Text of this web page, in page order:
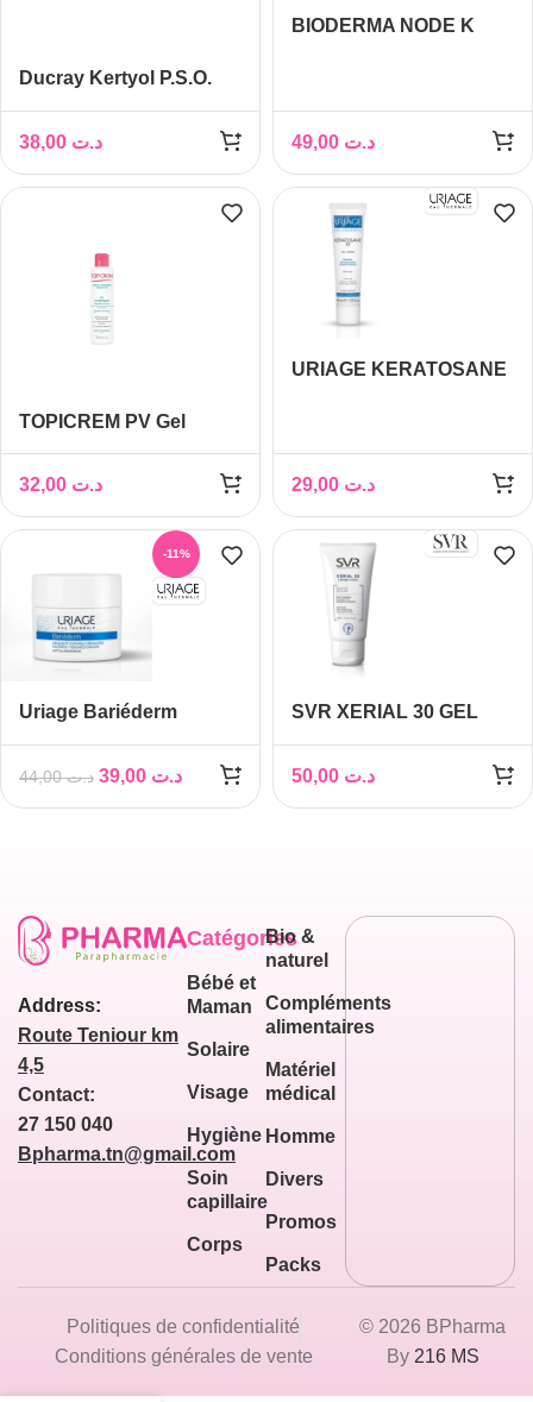
Ducray Kertyol P.S.O.
100ml
د.ت
BIODERMA NODE K
د.ت
TOPICREM PV Gel
د.ت
URIAGE KERATOSANE
د.ت
-11%
Uriage Bariéderm
Crevasses 40 g
د.ت44,00 د.ت
SVR XERIAL 30 GEL
RUGOSITES 75ML
د.ت
Address:
Route Teniour km
4,5
Contact:
27 150 040
Bpharma.tn@gmail.com
Catégories
Bébé et
Maman
Solaire
Visage
Hygiène
Soin
capillaire
Corps
Bio &
naturel
Compléments
alimentaires
Matériel
médical
Homme
Divers
Promos
Packs
© 2026 BPharma
By 216 MS
Politiques de confidentialité
Conditions générales de vente